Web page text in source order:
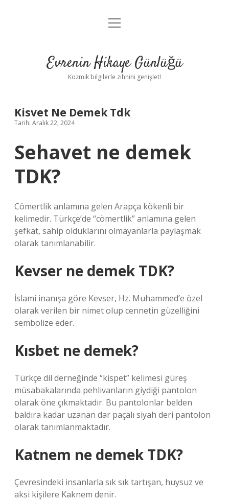
Anasayfa
Yasal Uyarı
menüyü
Evrenin Hikaye Günlüğü
Kozmik bilgilerle zihnini genişlet!
Kisvet Ne Demek Tdk
Tarih: Aralık 22, 2024
Sehavet ne demek
TDK?
Cömertlik anlamına gelen Arapça kökenli bir
kelimedir. Türkçe’de “cömertlik” anlamına gelen
şefkat, sahip olduklarını olmayanlarla paylaşmak
olarak tanımlanabilir.
Kevser ne demek TDK?
İslami inanışa göre Kevser, Hz. Muhammed’e özel
olarak verilen bir nimet olup cennetin güzelliğini
sembolize eder.
Kısbet ne demek?
Türkçe dil derneğinde “kispet” kelimesi güreş
müsabakalarında pehlivanların giydiği pantolon
olarak öne çıkmaktadır. Bu pantolonlar belden
baldıra kadar uzanan dar paçalı siyah deri pantolon
olarak tanımlanmaktadır.
Katnem ne demek TDK?
Çevresindeki insanlarla sık sık tartışan, huysuz ve
aksi kişilere Kaknem denir.